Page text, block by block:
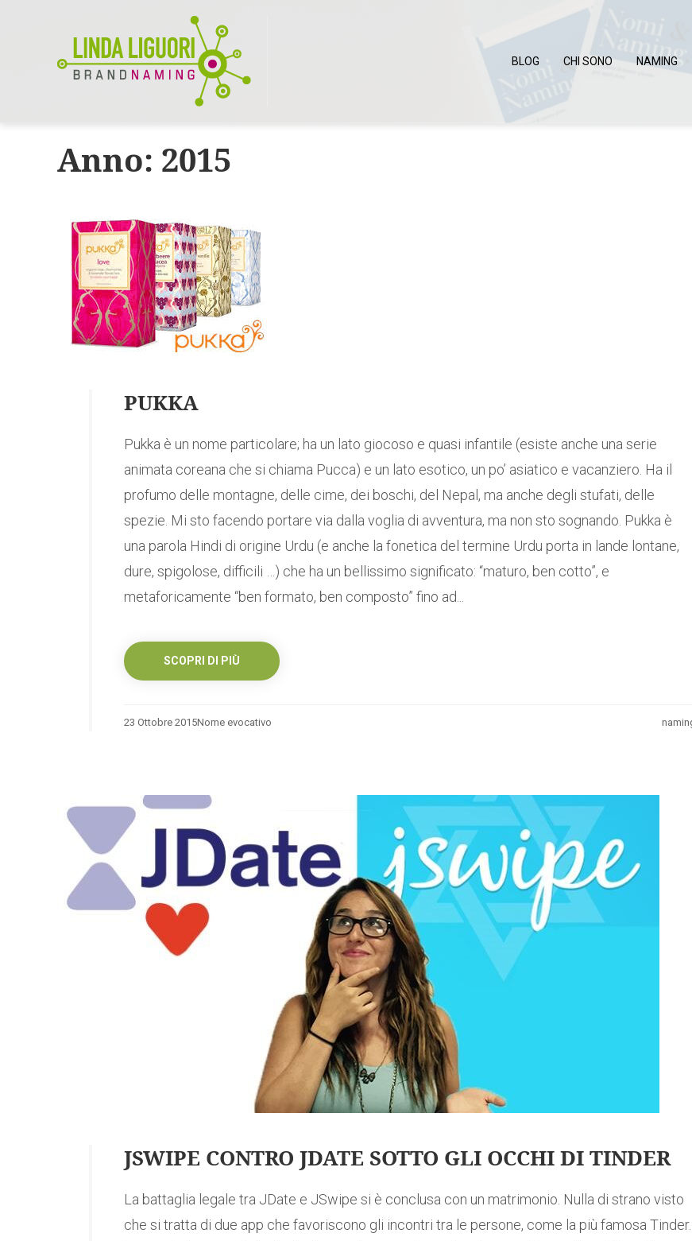
BLOG CHI SONO NAMING
Anno: 2015
PUKKA
Pukka è un nome particolare; ha un lato giocoso e quasi infantile (esiste anche una serie
animata coreana che si chiama Pucca) e un lato esotico, un po’ asiatico e vacanziero. Ha il
profumo delle montagne, delle cime, dei boschi, del Nepal, ma anche degli stufati, delle
spezie. Mi sto facendo portare via dalla voglia di avventura, ma non sto sognando. Pukka è
una parola Hindi di origine Urdu (e anche la fonetica del termine Urdu porta in lande lontane,
dure, spigolose, difficili …) che ha un bellissimo significato: “maturo, ben cotto”, e
metaforicamente “ben formato, ben composto” fino ad...
SCOPRI DI PIÙ
23 Ottobre 2015Nome evocativo
JSWIPE CONTRO JDATE SOTTO GLI OCCHI DI TINDER
La battaglia legale tra JDate e JSwipe si è conclusa con un matrimonio. Nulla di strano visto
che si tratta di due app che favoriscono gli incontri tra le persone, come la più famosa Tinder.